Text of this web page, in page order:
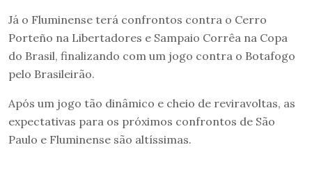
Já o Fluminense terá confrontos contra o Cerro
Porteño na Libertadores e Sampaio Corrêa na Copa
do Brasil, finalizando com um jogo contra o Botafogo
pelo Brasileirão.
Após um jogo tão dinâmico e cheio de reviravoltas, as
expectativas para os próximos confrontos de São
Paulo e Fluminense são altíssimas.